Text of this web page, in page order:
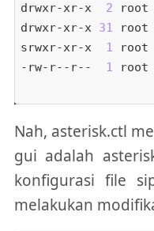
drwxr-xr-x 2
drwxr-xr-x 31 root
srwxr-xr-x
1
-rw-r--r--
1
Nah, asterisk.ctl
gui adalah
konfigurasi file
melakukan